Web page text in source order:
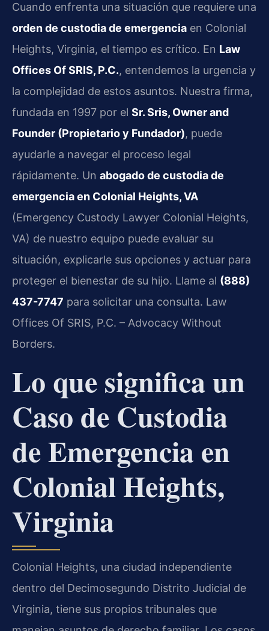
Cuando enfrenta una situación que requiere una
orden de custodia de emergencia en Colonial
Heights, Virginia, el tiempo es crítico. En Law
Offices Of SRIS, P.C., entendemos la urgencia y
la complejidad de estos asuntos. Nuestra firma,
fundada en 1997 por el Sr. Sris, Owner and
Founder (Propietario y Fundador), puede
ayudarle a navegar el proceso legal
rápidamente. Un abogado de custodia de
emergencia en Colonial Heights, VA
(Emergency Custody Lawyer Colonial Heights,
VA) de nuestro equipo puede evaluar su
situación, explicarle sus opciones y actuar para
proteger el bienestar de su hijo. Llame al (888)
437-7747 para solicitar una consulta. Law
Offices Of SRIS, P.C. – Advocacy Without
Borders.
Lo que significa un
Caso de Custodia
de Emergencia en
Colonial Heights,
Virginia
Colonial Heights, una ciudad independiente
dentro del Decimosegundo Distrito Judicial de
Virginia, tiene sus propios tribunales que